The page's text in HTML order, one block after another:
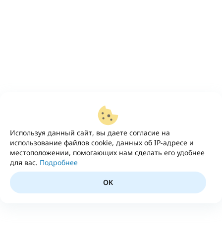
Используя данный сайт, вы даете согласие на
использование файлов cookie, данных об IP-адресе и
местоположении, помогающих нам сделать его удобнее
для вас. Подробнее
OK